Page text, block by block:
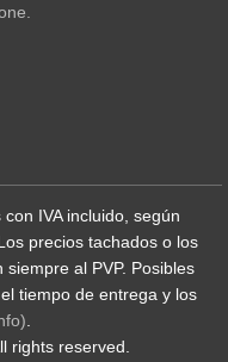
IVA incluido, según
precios tachados o los
al PVP. Posibles
tiempo de entrega y los
rights reserved.